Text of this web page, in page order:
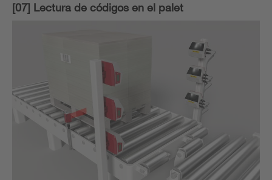
[07] Lectura de códigos en el palet